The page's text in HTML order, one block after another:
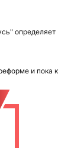
определяет
и пока к